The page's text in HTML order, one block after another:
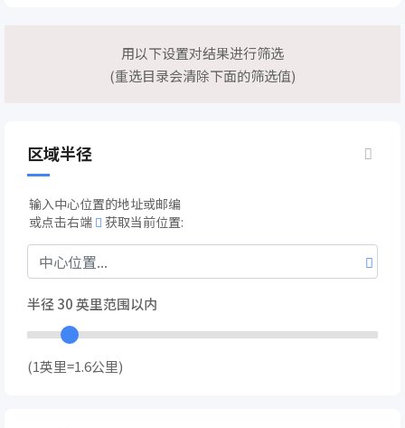
用以下设置对结果进行筛选
(重选目录会清除下面的筛选值)
区域半径
输入中心位置的地址或邮编
或点击右端
获取当前位置:
半径30英里范围以内
(1英里=1.6公里)